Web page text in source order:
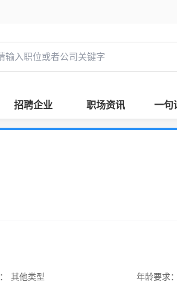
招聘企业 职场资讯 一句
其他类型
年龄要求：